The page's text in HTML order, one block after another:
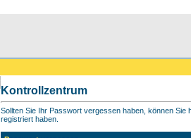
Kontrollzentrum
Sollten Sie Ihr Passwort vergessen haben, können
registriert haben.